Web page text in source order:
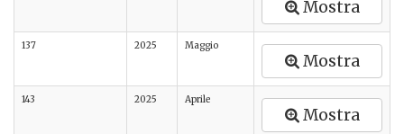
Mostra
137 2025 Maggio
Mostra
143 2025 Aprile
Mostra